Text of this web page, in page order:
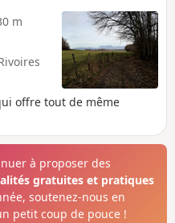
m
offre tout de même
à proposer des
gratuites et pratiques
soutenez-nous en
petit coup de pouce !